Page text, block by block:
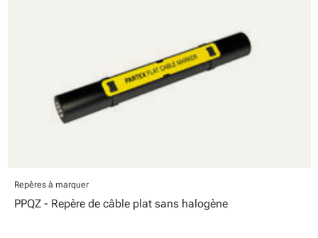
Repères à marquer
PPQZ - Repère de câble plat sans halogène